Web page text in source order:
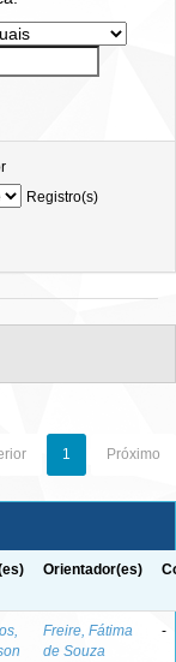
Registro(s)
1 Próximo
Orientador(es)
Freire, Fátima
de Souza
-